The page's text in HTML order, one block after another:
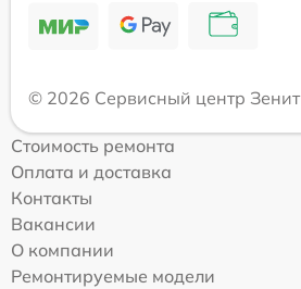
© 2026 Сервисный центр Зенит
Стоимость ремонта
Оплата и доставка
Контакты
Вакансии
О компании
Ремонтируемые модели